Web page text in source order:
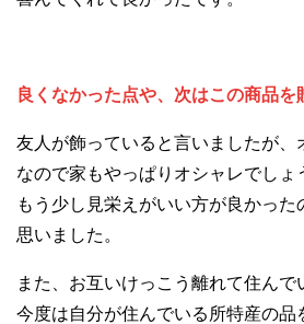
良くなかった点や、次はこの商品
友人が飾っていると言いましたが、
なので家もやっぱりオシャレでしょ
もう少し見栄えがいい方が良かった
思いました。
また、お互いけっこう離れて住んで
今度は自分が住んでいる所特産の品